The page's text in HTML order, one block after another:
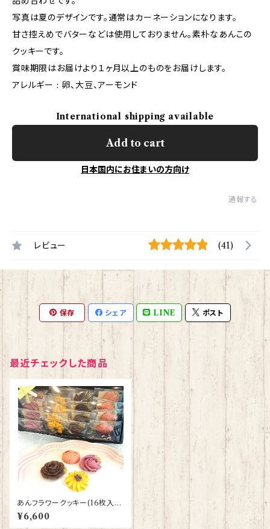
写真は夏のデザインです。通常はカーネーションになります。
甘さ控えめでバターなどは使用しておりません。素朴なあんこの
クッキーです。
賞味期限はお届けより１ヶ月以上のものをお届けします。
アレルギー : 卵、大豆、アーモンド
International shipping available
Add to cart
日本国内にお住まいの方向け
通報する
レビュー (41)
保存 シェア LINE ポスト
最近チェックした商品
あんフラワークッキー(16枚入り)
2個セット 写真は夏デザイン
¥6,600